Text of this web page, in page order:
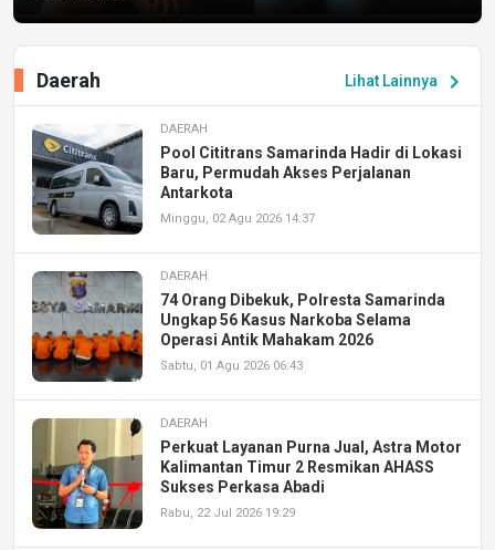
Lihat Lainnya chevron_right
Daerah
DAERAH
Pool Cititrans Samarinda Hadir di Lokasi
Baru, Permudah Akses Perjalanan
Antarkota
Minggu, 02 Agu 2026 14:37
DAERAH
74 Orang Dibekuk, Polresta Samarinda
Ungkap 56 Kasus Narkoba Selama
Operasi Antik Mahakam 2026
Sabtu, 01 Agu 2026 06:43
DAERAH
Perkuat Layanan Purna Jual, Astra Motor
Kalimantan Timur 2 Resmikan AHASS
Sukses Perkasa Abadi
Rabu, 22 Jul 2026 19:29